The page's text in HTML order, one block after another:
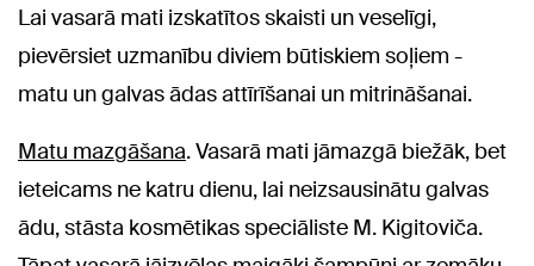
Lai vasarā mati izskatītos skaisti un veselīgi,
pievērsiet uzmanību diviem būtiskiem soļiem -
matu un galvas ādas attīrīšanai un mitrināšanai.
Matu mazgāšana. Vasarā mati jāmazgā biežāk, bet
ieteicams ne katru dienu, lai neizsausinātu galvas
ādu, stāsta kosmētikas speciāliste M. Kigitoviča.